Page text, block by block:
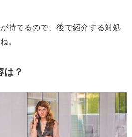
持てるので、後で紹介する対処
。
は？